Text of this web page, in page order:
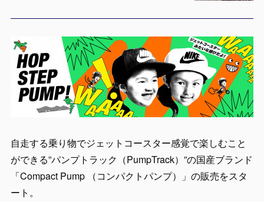
自走する乗り物でジェットコースター感覚で楽しむこと
ができる”パンプトラック（PumpTrack）”の国産ブランド
「Compact Pump （コンパクトパンプ）」の販売をスタ
ート。